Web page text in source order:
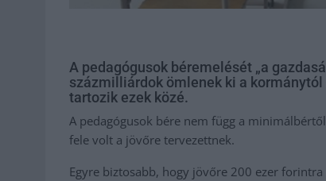
A pedagógusok béremelését „a
százmilliárdok ömlenek ki a
tartozik ezek közé.
A pedagógusok bére nem függ a
fele volt a jövőre tervezettnek.
Egyre biztosabb, hogy jövőre 200 ezer